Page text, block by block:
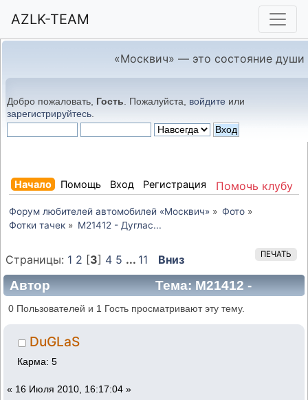
AZLK-TEAM
«Москвич» — это состояние души
Добро пожаловать, Гость . Пожалуйста, войдите или
зарегистрируйтесь
Помочь клубу
Начало Помощь Вход Регистрация
Форум любителей автомобилей «Москвич» » Фото»
Фотки тачек » М21412 - Дуглас...
ПЕЧАТЬ
Страницы: 1 2 [3] 4 5 ... 11 Вниз
Автор
Тема: М21412 -
Дуглас... (Прочитано 40780 раз)
0 Пользователей и 1 Гость просматривают эту тему.
DuGLaS
Карма: 5
« 16 Июля 2010, 16:17:04 »